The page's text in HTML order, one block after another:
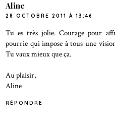
Aline
28 OCTOBRE 2011 À 13:46
Tu es très jolie. Courage pour
pourrie qui impose à tous une
Tu vaux mieux que ça.
Au plaisir,
Aline
RÉPONDRE